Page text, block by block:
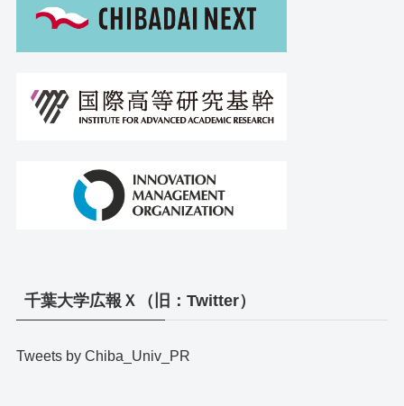
千葉大学広報Ｘ（旧：Twitter）
Tweets by Chiba_Univ_PR